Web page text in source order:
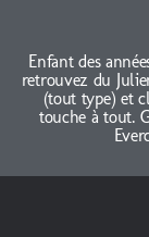
Enfant des
retrouvez du
(tout type) et
touche à tout.